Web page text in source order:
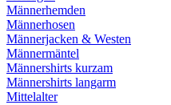
Männerhemden
Männerhosen
Männerjacken & Westen
Männermäntel
Männershirts kurzam
Männershirts langarm
Mittelalter